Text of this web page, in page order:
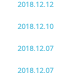
2018.12.12
2018.12.10
2018.12.07
2018.12.07